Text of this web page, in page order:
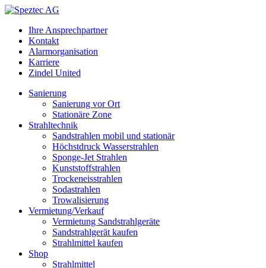
Ihre Ansprechpartner
Kontakt
Alarmorganisation
Karriere
Zindel United
Sanierung
Sanierung vor Ort
Stationäre Zone
Strahltechnik
Sandstrahlen mobil und stationär
Höchstdruck Wasserstrahlen
Sponge-Jet Strahlen
Kunststoffstrahlen
Trockeneisstrahlen
Sodastrahlen
Trowalisierung
Vermietung/Verkauf
Vermietung Sandstrahlgeräte
Sandstrahlgerät kaufen
Strahlmittel kaufen
Shop
Strahlmittel